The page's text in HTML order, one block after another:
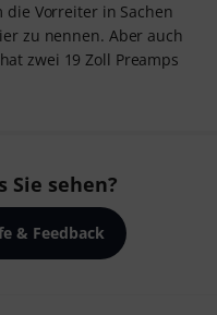
die Vorreiter in Sachen
zu nennen. Aber auch
zwei 19 Zoll Preamps
Sie sehen?
& Feedback